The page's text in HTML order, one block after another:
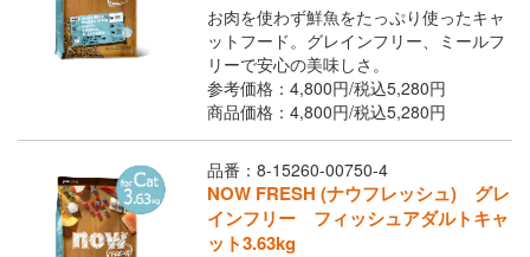
お肉を使わず鮮魚をたっぷり使ったキャ
ットフード。グレインフリー、ミールフ
リーで安心の美味しさ。
参考価格：4,800円/税込5,280円
商品価格：4,800円/税込5,280円
品番：8-15260-00750-4
NOW FRESH (ナウフレッシュ) グレ
インフリー フィッシュアダルトキャ
ット3.63kg